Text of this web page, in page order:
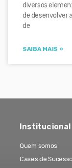
diversos
de desenvolver
de
SAIBA MAIS »
Institucional
Quem somos
Cases de Sucesso